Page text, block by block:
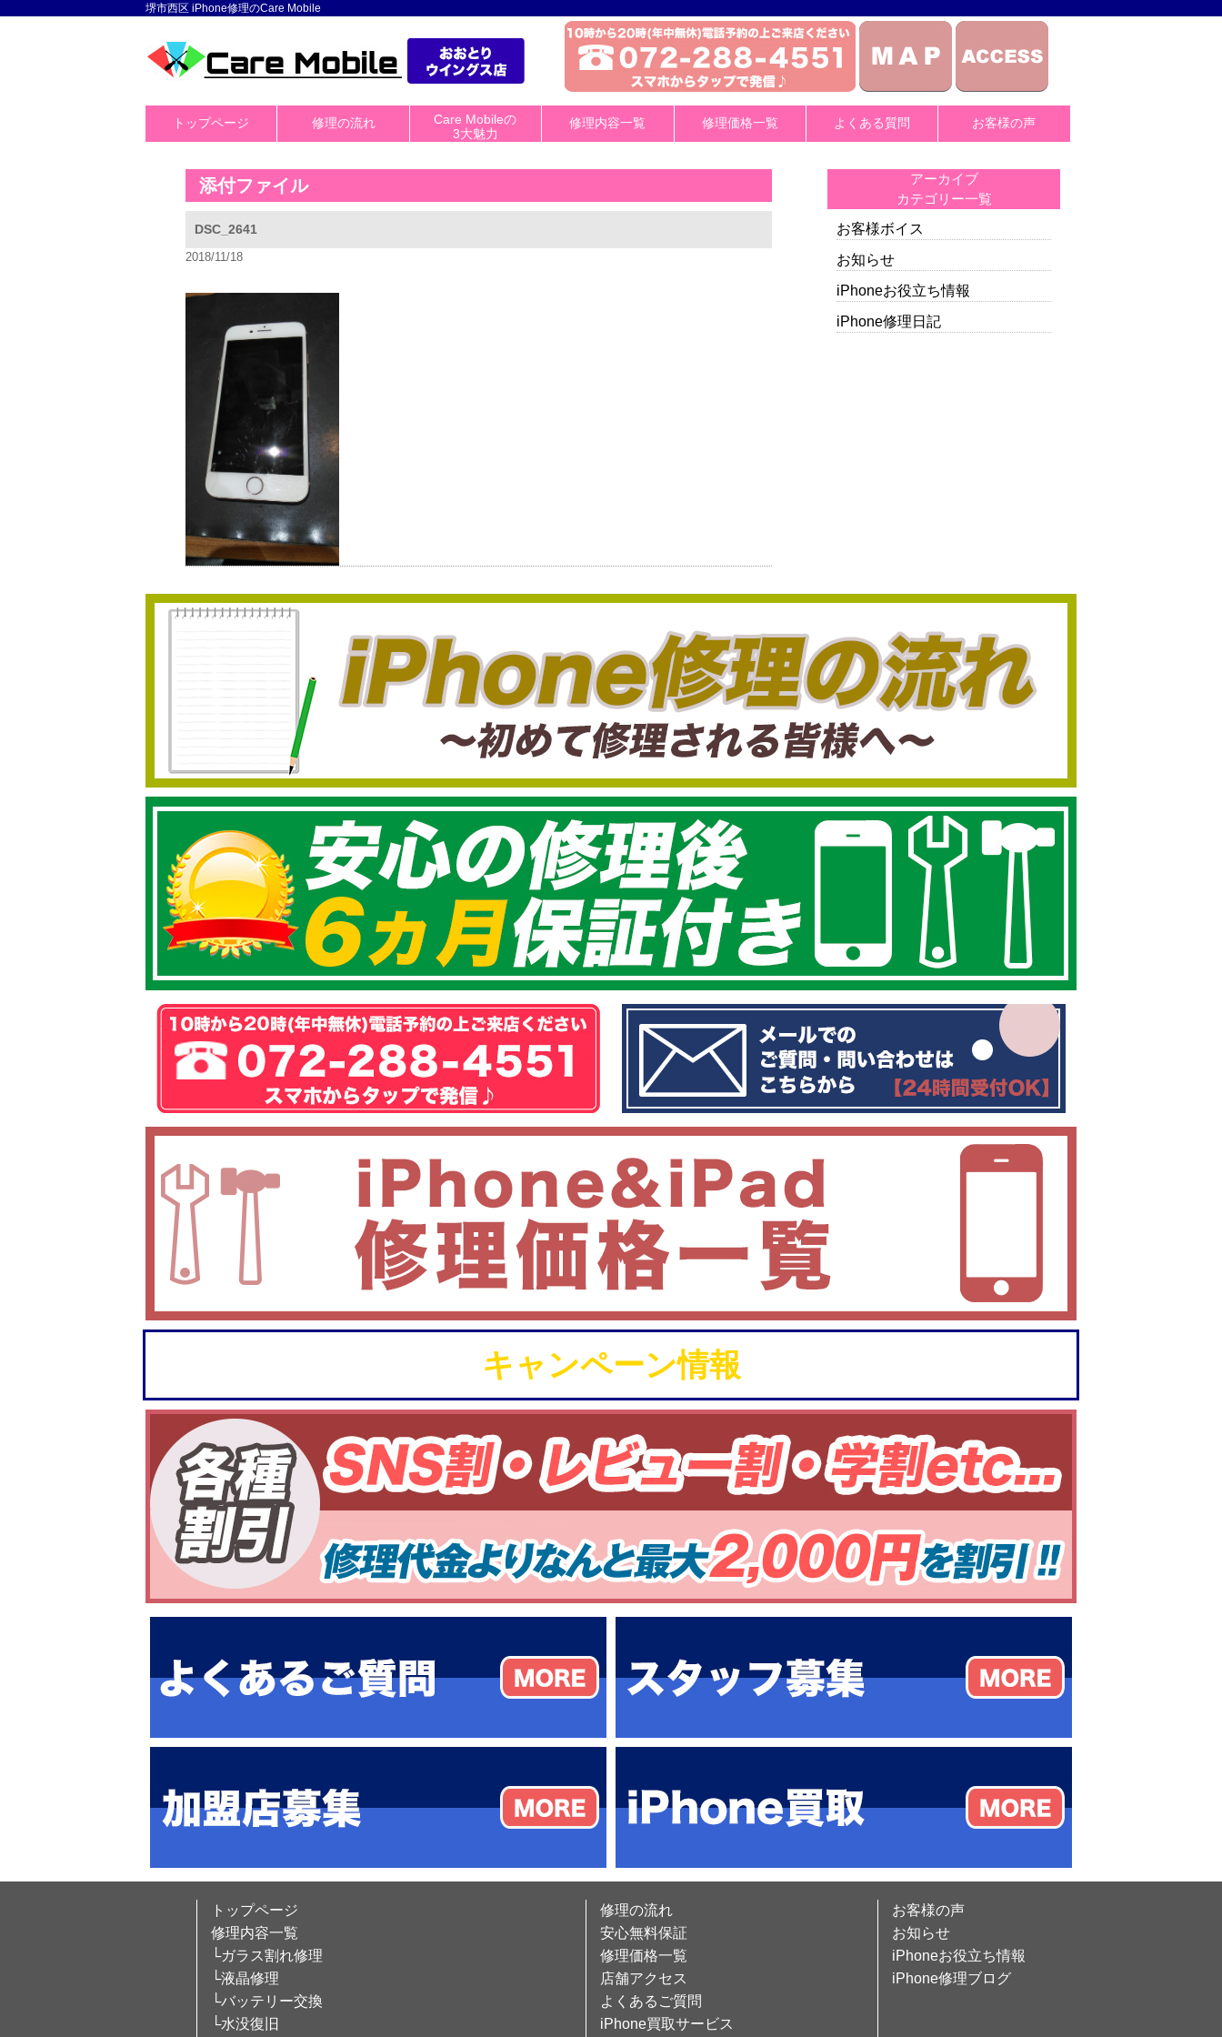
堺市西区 iPhone修理のCare Mobile
トップページ 修理の流れ
Care Mobileの
3大魅力
修理内容一覧 修理価格一覧 よくある質問 お客様の声
添付ファイル
DSC_2641
2018/11/18
アーカイブ
カテゴリー一覧
お客様ボイス
お知らせ
iPhoneお役立ち情報
iPhone修理日記
キャンペーン情報
トップページ
修理内容一覧
└ガラス割れ修理
└液晶修理
└バッテリー交換
└水没復旧
修理の流れ
安心無料保証
修理価格一覧
店舗アクセス
よくあるご質問
iPhone買取サービス
お客様の声
お知らせ
iPhoneお役立ち情報
iPhone修理ブログ